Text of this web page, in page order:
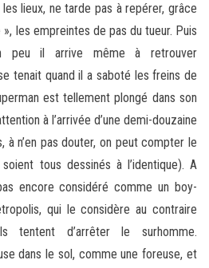
lieux, ne tarde pas à repérer, grâce
les empreintes de pas du tueur. Puis
peu il arrive même à retrouver
tenait quand il a saboté les freins de
est tellement plongé dans son
à l’arrivée d’une demi-douzaine
à n’en pas douter, on peut compter le
tous dessinés à l’identique). A
encore considéré comme un boy-
qui le considère au contraire
tentent d’arrêter le surhomme.
dans le sol, comme une foreuse, et